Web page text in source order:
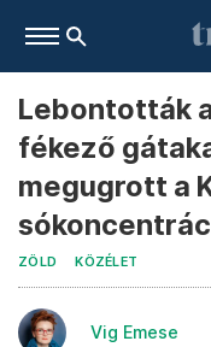
Lebontották
fékező
megugrott a
ZÖLD KÖZÉLET
Vig Emese